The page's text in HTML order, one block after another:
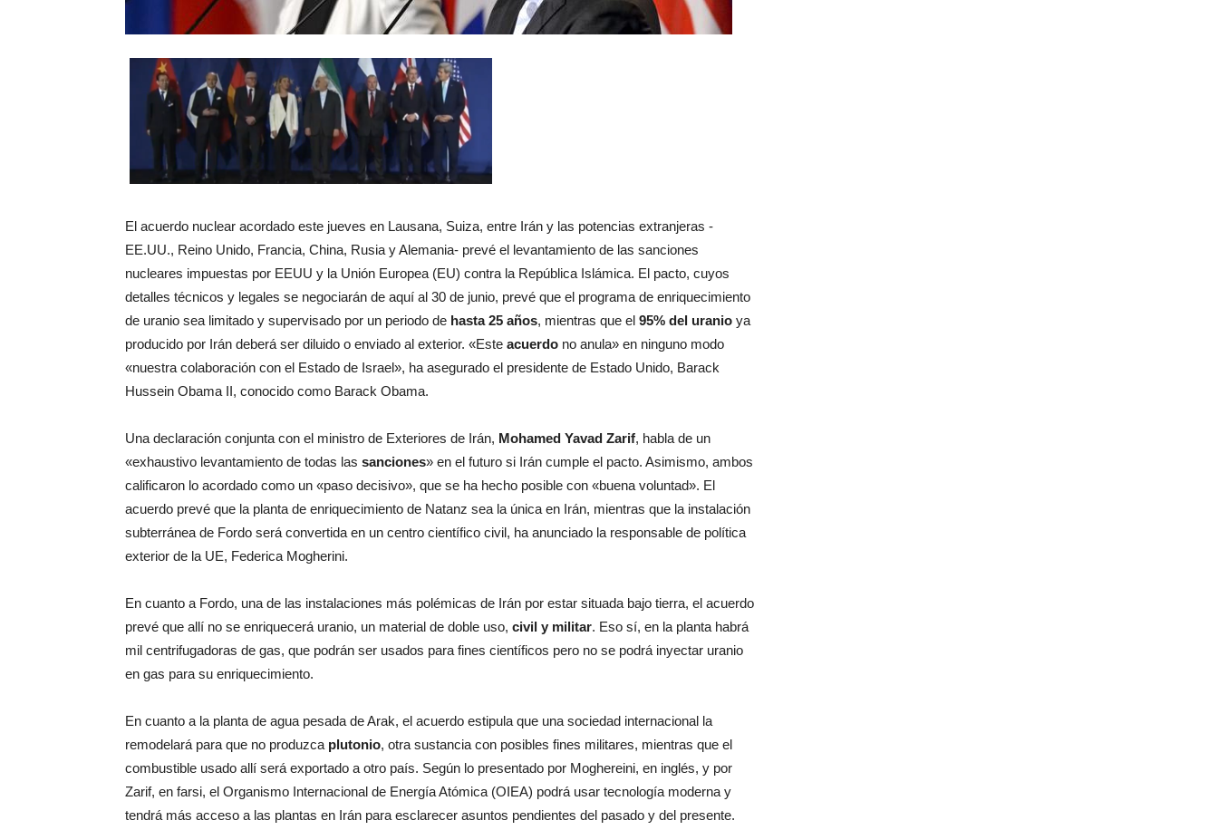
El acuerdo nuclear acordado este jueves en Lausana, Suiza, entre Irán y las potencias extranjeras -
EE.UU., Reino Unido, Francia, China, Rusia y Alemania- prevé el levantamiento de las sanciones
nucleares impuestas por EEUU y la Unión Europea (EU) contra la República Islámica. El pacto, cuyos
detalles técnicos y legales se negociarán de aquí al 30 de junio, prevé que el programa de enriquecimiento
de uranio sea limitado y supervisado por un periodo de hasta 25 años, mientras que el 95% del uranio ya
producido por Irán deberá ser diluido o enviado al exterior. «Este acuerdo no anula» en ninguno modo
«nuestra colaboración con el Estado de Israel», ha asegurado el presidente de Estado Unido, Barack
Hussein Obama II, conocido como Barack Obama.
Una declaración conjunta con el ministro de Exteriores de Irán, Mohamed Yavad Zarif, habla de un
«exhaustivo levantamiento de todas las sanciones» en el futuro si Irán cumple el pacto. Asimismo, ambos
calificaron lo acordado como un «paso decisivo», que se ha hecho posible con «buena voluntad». El
acuerdo prevé que la planta de enriquecimiento de Natanz sea la única en Irán, mientras que la instalación
subterránea de Fordo será convertida en un centro científico civil, ha anunciado la responsable de política
exterior de la UE, Federica Mogherini.
En cuanto a Fordo, una de las instalaciones más polémicas de Irán por estar situada bajo tierra, el acuerdo
prevé que allí no se enriquecerá uranio, un material de doble uso, civil y militar. Eso sí, en la planta habrá
mil centrifugadoras de gas, que podrán ser usados para fines científicos pero no se podrá inyectar uranio
en gas para su enriquecimiento.
En cuanto a la planta de agua pesada de Arak, el acuerdo estipula que una sociedad internacional la
remodelará para que no produzca plutonio, otra sustancia con posibles fines militares, mientras que el
combustible usado allí será exportado a otro país. Según lo presentado por Moghereini, en inglés, y por
Zarif, en farsi, el Organismo Internacional de Energía Atómica (OIEA) podrá usar tecnología moderna y
tendrá más acceso a las plantas en Irán para esclarecer asuntos pendientes del pasado y del presente.